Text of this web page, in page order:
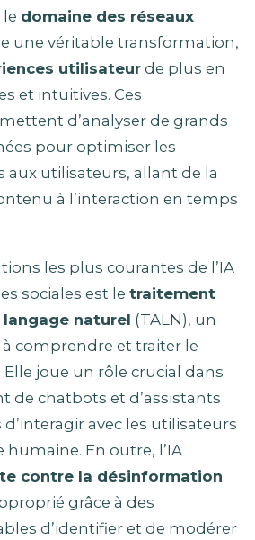
le domaine des réseaux
une véritable transformation,
utilisateur de plus en
et intuitives. Ces
d’analyser de grands
pour optimiser les
aux utilisateurs, allant de la
à l’interaction en temps
les plus courantes de l’IA
sociales est le traitement
naturel (TALN), un
comprendre et traiter le
joue un rôle crucial dans
de chatbots et d’assistants
avec les utilisateurs
En outre, l’IA
contre la désinformation
grâce à des
d’identifier et de modérer